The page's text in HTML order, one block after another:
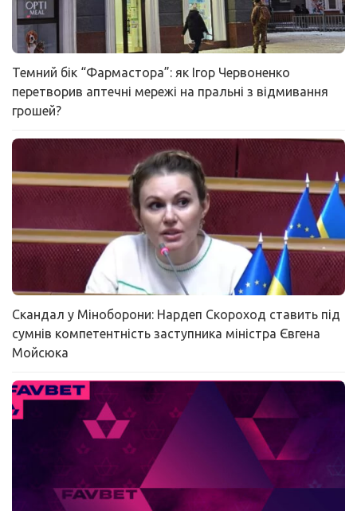
Темний бік “Фармастора”: як Ігор Червоненко
перетворив аптечні мережі на пральні з відмивання
грошей?
Скандал у Міноборони: Нардеп Скороход ставить під
сумнів компетентність заступника міністра Євгена
Мойсюка